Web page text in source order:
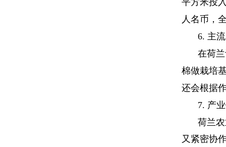
平方米投
人名币，
6. 主
在荷
棉做栽培
还会根据
7. 产
荷兰
又紧密协